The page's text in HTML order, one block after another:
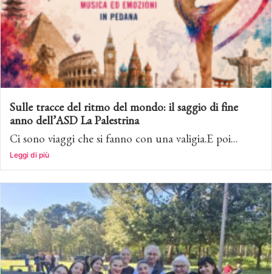
Sulle tracce del ritmo del mondo: il saggio di fine
anno dell’ASD La Palestrina
Ci sono viaggi che si fanno con una valigia.E poi...
Leggi di più